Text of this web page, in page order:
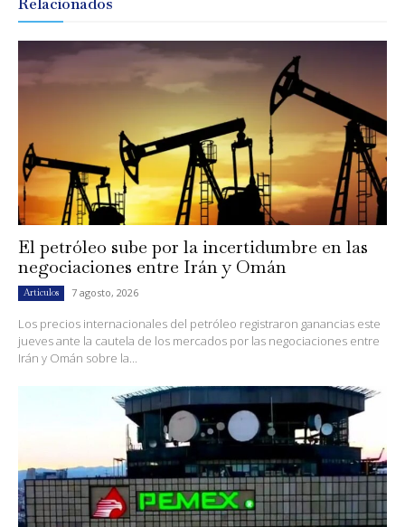
El petróleo sube por la incertidumbre en las
negociaciones entre Irán y Omán
Artículos 7 agosto, 2026
Los precios internacionales del petróleo registraron ganancias este
jueves ante la cautela de los mercados por las negociaciones entre
Irán y Omán sobre la...